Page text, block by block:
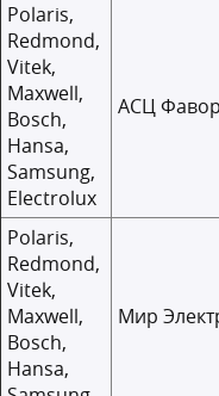
Polaris,
Redmond,
Vitek,
Maxwell,
Bosch,
Hansa,
Samsung,
Electrolux
АСЦ
Polaris,
Redmond,
Vitek,
Maxwell,
Bosch,
Hansa,
Мир